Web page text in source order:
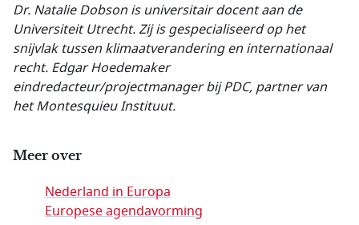
Dr. Natalie Dobson is universitair docent aan de
Universiteit Utrecht. Zij is gespecialiseerd op het
snijvlak tussen klimaatverandering en internationaal
recht. Edgar Hoedemaker
eindredacteur/projectmanager bij PDC, partner van
het Montesquieu Instituut.
Meer over
Nederland in Europa
Europese agendavorming